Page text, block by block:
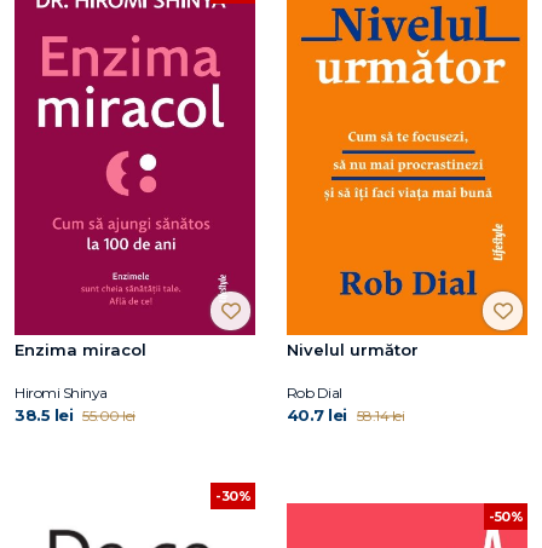
Enzima miracol
Hiromi Shinya
38.5 lei 55.00 lei
Nivelul următor
Rob Dial
40.7 lei 58.14 lei
-30%
-50%